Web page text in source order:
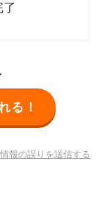
る！
情報の誤りを送信する